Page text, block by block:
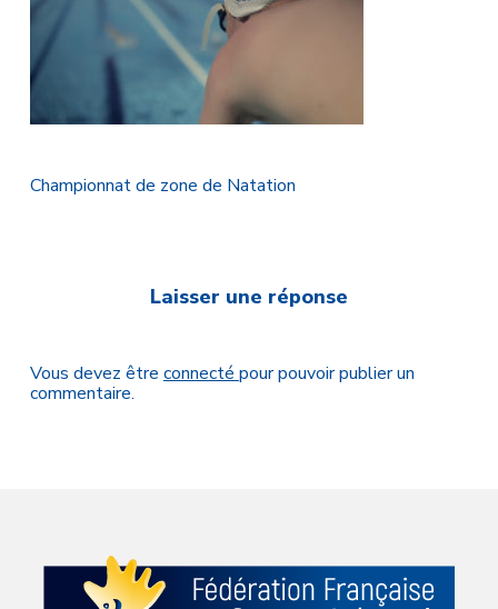
Championnat de zone de Natation
Laisser une réponse
Vous devez être connecté pour pouvoir publier un
commentaire.